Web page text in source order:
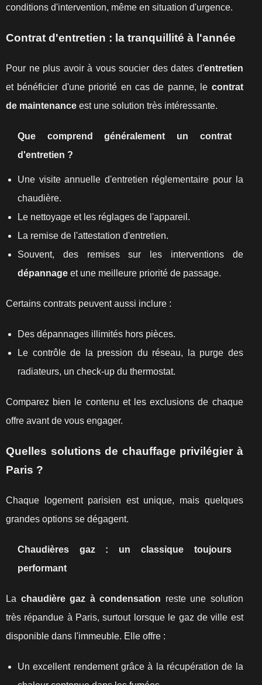
conditions d'intervention, même en situation d'urgence.
Contrat d'entretien : la tranquillité à l'année
Pour ne plus avoir à vous soucier des dates d'entretien
et bénéficier d'une priorité en cas de panne, le contrat
de maintenance est une solution très intéressante.
Que comprend généralement un contrat
d'entretien ?
Une visite annuelle d'entretien réglementaire pour la
chaudière.
Le nettoyage et les réglages de l'appareil.
La remise de l'attestation d'entretien.
Souvent, des remises sur les interventions de
dépannage et une meilleure priorité de passage.
Certains contrats peuvent aussi inclure :
Des dépannages illimités hors pièces.
Le contrôle de la pression du réseau, la purge des
radiateurs, un check‑up du thermostat.
Comparez bien le contenu et les exclusions de chaque
offre avant de vous engager.
Quelles solutions de chauffage privilégier à
Paris ?
Chaque logement parisien est unique, mais quelques
grandes options se dégagent.
Chaudières gaz : un classique toujours
performant
La chaudière gaz à condensation reste une solution
très répandue à Paris, surtout lorsque le gaz de ville est
disponible dans l'immeuble. Elle offre :
Un excellent rendement grâce à la récupération de la